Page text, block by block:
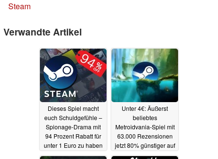
Steam
Verwandte Artikel
Dieses Spiel macht
euch Schuldgefühle –
Spionage-Drama mit
94 Prozent Rabatt für
unter 1 Euro zu haben
30.04.2025
Unter 4€: Äußerst
beliebtes
Metroidvania-Spiel mit
63.000 Rezensionen
jetzt 80% günstiger auf
Steam29.04.2025